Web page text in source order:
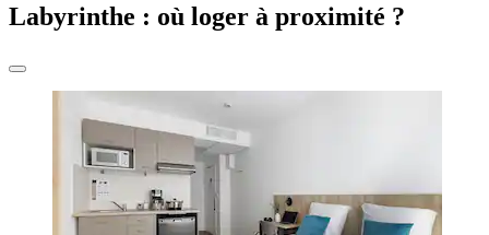
Labyrinthe : où loger à proximité ?